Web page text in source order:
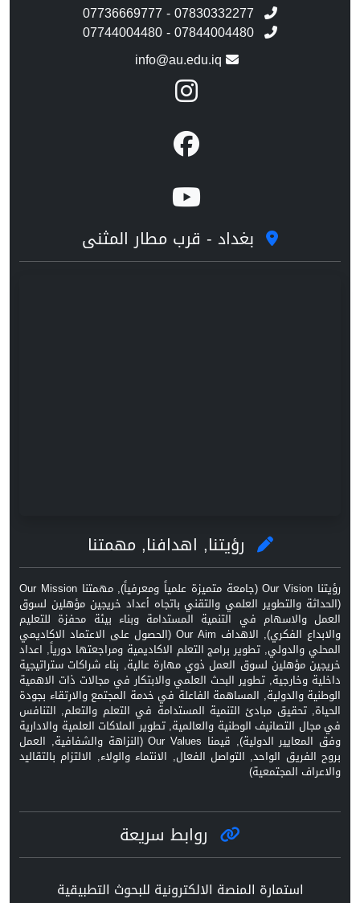
07736669777 - 07830332277
07744004480 - 07844004480
info@au.edu.iq
بغداد - قرب مطار المثنى
رؤيتنا, اهدافنا, مهمتنا
رؤيتنا Our Vision (جامعة متميزة علمياً ومعرفياً), مهمتنا Our Mission
(الحداثة والتطوير العلمي والتقني باتجاه أعداد خريجين مؤهلين لسوق
العمل والاسهام في التنمية المستدامة وبناء بيئة محفزة للتعليم
والابداع الفكري), الاهداف Our Aim (الحصول على الاعتماد الاكاديمي
المحلي والدولي, تطوير برامج التعلم الاكاديمية ومراجعتها دورياً, اعداد
خريجين مؤهلين لسوق العمل ذوي مهارة عالية, بناء شراكات ستراتيجية
داخلية وخارجية, تطوير البحث العلمي والابتكار في مجالات ذات الاهمية
الوطنية والدولية, المساهمة الفاعلة في خدمة المجتمع والارتقاء بجودة
الحياة, تحقيق مبادئ التنمية المستدامة في التعلم والتعلم, التنافس
في مجال التصانيف الوطنية والعالمية, تطوير الملاكات العلمية والادارية
وفق المعايير الدولية), قيمنا Our Values (النزاهة والشفافية, العمل
بروح الفريق الواحد, التواصل الفعال, الانتماء والولاء, الالتزام بالتقاليد
والاعراف المجتمعية)
روابط سريعة
استمارة المنصة الالكترونية للبحوث التطبيقية